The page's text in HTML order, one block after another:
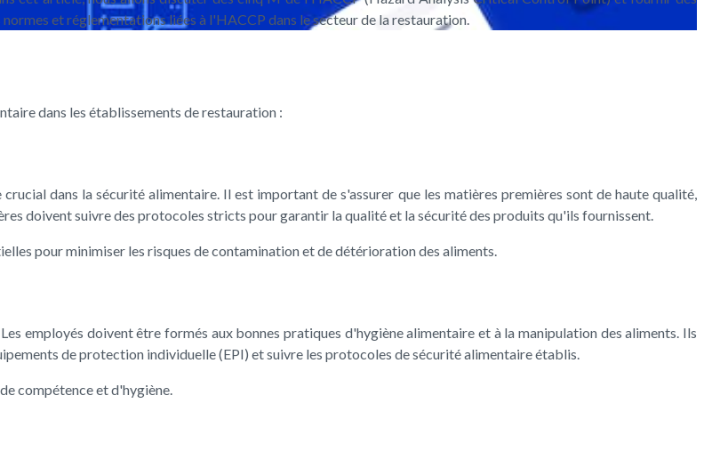
et réglementations liées à l'HACCP dans le secteur de la restauration.
dans les établissements de restauration :
dans la sécurité alimentaire. Il est important de s'assurer que les matières premières sont de haute qualité,
doivent suivre des protocoles stricts pour garantir la qualité et la sécurité des produits qu'ils fournissent.
pour minimiser les risques de contamination et de détérioration des aliments.
employés doivent être formés aux bonnes pratiques d'hygiène alimentaire et à la manipulation des aliments. Ils
de protection individuelle (EPI) et suivre les protocoles de sécurité alimentaire établis.
compétence et d'hygiène.